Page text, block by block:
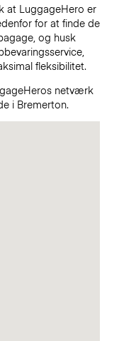
at LuggageHero er
for at finde de
og husk
fleksibilitet.
netværk
i Bremerton.